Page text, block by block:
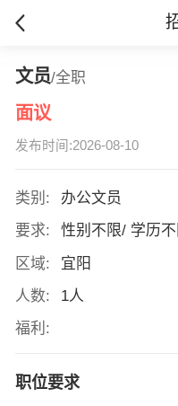
文员/全职
面议
发布时间:2026-08-10
类别:
办公文员
要求:
性别不限/ 学历
区域:
宜阳
人数:
1人
福利:
职位要求